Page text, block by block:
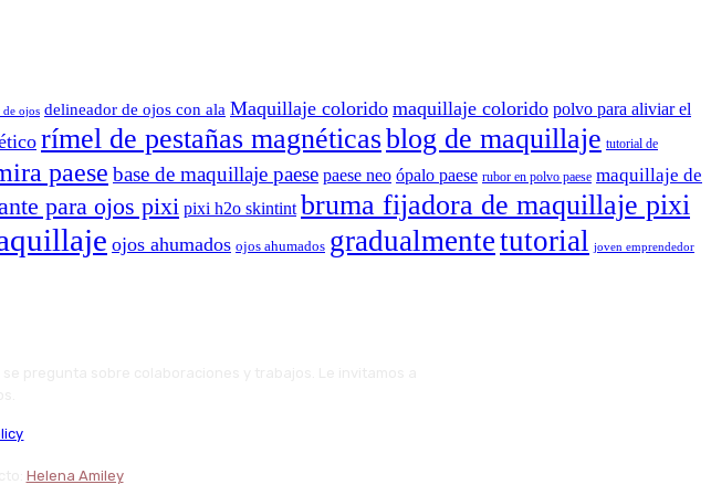
de ojos delineador de ojos con ala Maquillaje colorido maquillaje colorido polvo para aliviar el
rímel de pestañas magnéticasblog de maquillaje tutorial de
paese base de maquillaje paese paese neo ópalo paese rubor en polvo paese maquillaje de
para ojos pixi pixi h2o skintint bruma fijadora de maquillaje pixi
ojos ahumados ojos ahumados gradualmentetutorial joven emprendedor
Helena Amiley